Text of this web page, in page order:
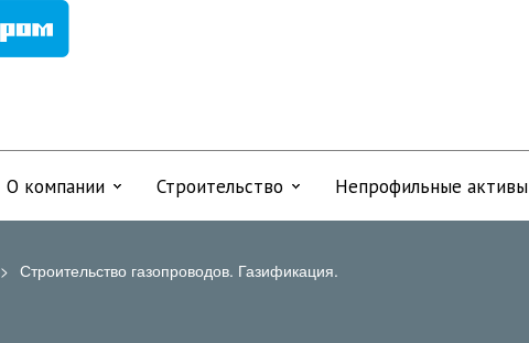
О компании Строительство Непрофильные активы
> Строительство газопроводов. Газификация.